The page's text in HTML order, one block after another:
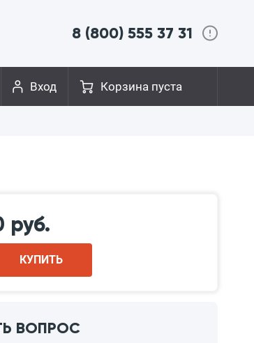
8 (800) 555 37 31
Корзина пуста
Вход
руб.
КУПИТЬ
ВОПРОС